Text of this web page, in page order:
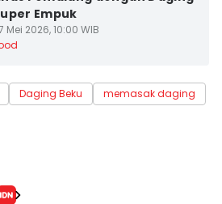
Empuk
Mei 2026, 10:00 WIB
Daging Beku
memasak daging